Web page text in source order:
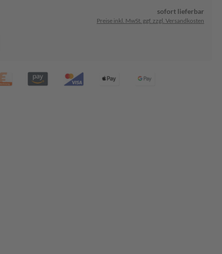
sofort lieferbar
Preise inkl. MwSt. ggf. zzgl. Versandkosten